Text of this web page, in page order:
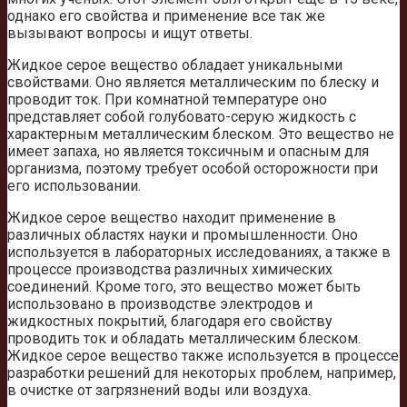
однако его свойства и применение все так же
вызывают вопросы и ищут ответы.
Жидкое серое вещество обладает уникальными
свойствами. Оно является металлическим по блеску и
проводит ток. При комнатной температуре оно
представляет собой голубовато-серую жидкость с
характерным металлическим блеском. Это вещество не
имеет запаха, но является токсичным и опасным для
организма, поэтому требует особой осторожности при
его использовании.
Жидкое серое вещество находит применение в
различных областях науки и промышленности. Оно
используется в лабораторных исследованиях, а также в
процессе производства различных химических
соединений. Кроме того, это вещество может быть
использовано в производстве электродов и
жидкостных покрытий, благодаря его свойству
проводить ток и обладать металлическим блеском.
Жидкое серое вещество также используется в процессе
разработки решений для некоторых проблем, например,
в очистке от загрязнений воды или воздуха.